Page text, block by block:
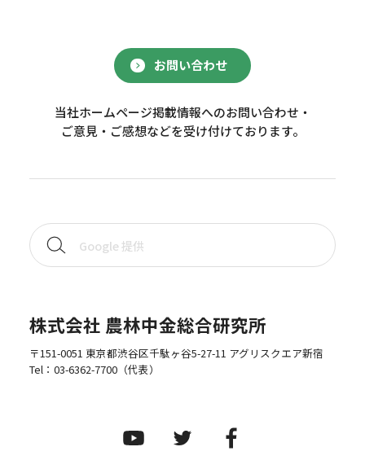
お問い合わせ
当社ホームページ掲載情報へのお問い合わせ・
ご意見・ご感想などを受け付けております。
株式会社 農林中金総合研究所
〒151-0051 東京都渋谷区千駄ヶ谷5-27-11 アグリスクエア新宿
Tel： 03-6362-7700（代表）